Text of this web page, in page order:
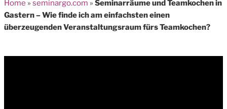
Home » seminargo.com » Seminarräume und Teamkochen in
Gastern – Wie finde ich am einfachsten einen
überzeugenden Veranstaltungsraum fürs Teamkochen?